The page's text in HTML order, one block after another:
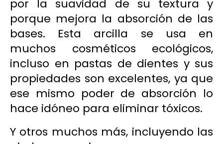
por la suavidad de su textura y
porque mejora la absorción de las
bases. Esta arcilla se usa en
muchos cosméticos ecológicos,
incluso en pastas de dientes y sus
propiedades son excelentes, ya que
ese mismo poder de absorción lo
hace idóneo para eliminar tóxicos.
Y otros muchos más, incluyendo las